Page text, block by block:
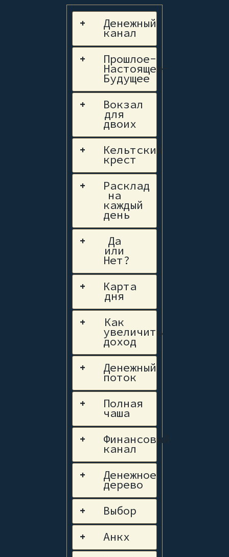
+ Денежный
канал
+ Прошлое-
Настоящее-
Будущее
+ Вокзал
для
двоих
+ Кельтский
крест
+ Расклад
на
каждый
день
+ Да
или
Нет?
+ Карта
дня
+ Как
увеличить
доход
+ Денежный
поток
+ Полная
чаша
+ Финансовый
канал
+ Денежное
дерево
+ Выбор
+ Анкх